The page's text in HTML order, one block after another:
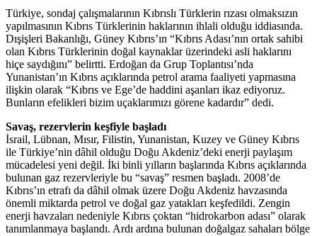
Türkiye, sondaj çalışmalarının Kıbrıslı Türklerin rızası olmaksızın
yapılmasının Kıbrıs Türklerinin haklarının ihlali olduğu iddiasında.
Dışişleri Bakanlığı, Güney Kıbrıs’ın “Kıbrıs Adası’nın ortak sahibi
olan Kıbrıs Türklerinin doğal kaynaklar üzerindeki asli haklarını
hiçe saydığını” belirtti. Erdoğan da Grup Toplantısı’nda
Yunanistan’ın Kıbrıs açıklarında petrol arama faaliyeti yapmasına
ilişkin olarak “Kıbrıs ve Ege’de haddini aşanları ikaz ediyoruz.
Bunların efelikleri bizim uçaklarımızı görene kadardır” dedi.
Savaş, rezervlerin keşfiyle başladı
İsrail, Lübnan, Mısır, Filistin, Yunanistan, Kuzey ve Güney Kıbrıs
ile Türkiye’nin dâhil olduğu Doğu Akdeniz’deki enerji paylaşım
mücadelesi yeni değil. İki binli yılların başlarında Kıbrıs açıklarında
bulunan gaz rezervleriyle bu “savaş” resmen başladı. 2008’de
Kıbrıs’ın etrafı da dâhil olmak üzere Doğu Akdeniz havzasında
önemli miktarda petrol ve doğal gaz yatakları keşfedildi. Zengin
enerji havzaları nedeniyle Kıbrıs çoktan “hidrokarbon adası” olarak
tanımlanmaya başlandı. Ardı ardına bulunan doğalgaz sahaları bölge